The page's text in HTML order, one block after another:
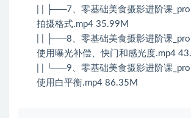
| | ├──7、零基础美食摄影进阶课
拍摄格式.mp4 35.99M
| | ├──8、零基础美食摄影进阶课
使用曝光补偿、快门和感光度.mp4
| | └──9、零基础美食摄影进阶课
使用白平衡.mp4 86.35M